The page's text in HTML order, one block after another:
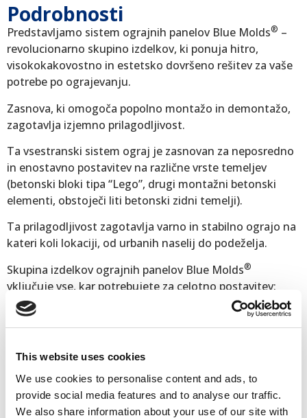
This website uses cookies
We use cookies to personalise content and ads, to
provide social media features and to analyse our traffic.
We also share information about your use of our site with
Podrobnosti
Predstavljamo sistem ograjnih panelov Blue Molds® –
revolucionarno skupino izdelkov, ki ponuja hitro,
visokokakovostno in estetsko dovršeno rešitev za vaše
potrebe po ograjevanju.
Zasnova, ki omogoča popolno montažo in demontažo,
zagotavlja izjemno prilagodljivost.
Ta vsestranski sistem ograj je zasnovan za neposredno
in enostavno postavitev na različne vrste temeljev
(betonski bloki tipa “Lego”, drugi montažni betonski
elementi, obstoječi liti betonski zidni temelji).
Ta prilagodljivost zagotavlja varno in stabilno ograjo na
kateri koli lokaciji, od urbanih naselij do podeželja.
Skupina izdelkov ograjnih panelov Blue Molds®
vključuje vse, kar potrebujete za celotno postavitev:
ograjne panele, nosilce za stebre, ograjne stebre in
pribor.
Teža
16 kg
Dimenzije
289 × 2000 × 62 mm